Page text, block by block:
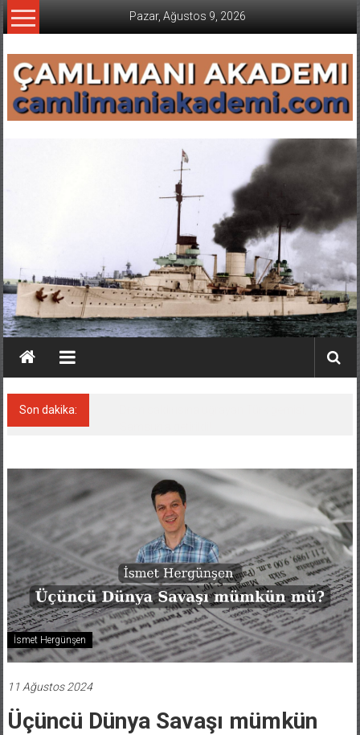
İçeriğe
geç
Pazar, Ağustos 9, 2026
Son dakika:
İsmet Hergünşen
11 Ağustos 2024
Üçüncü Dünya Savaşı mümkün